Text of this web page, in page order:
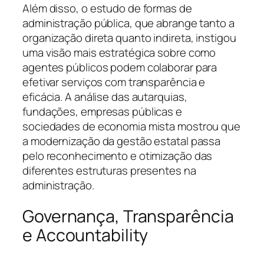
Além disso, o estudo de formas de
administração pública, que abrange tanto a
organização direta quanto indireta, instigou
uma visão mais estratégica sobre como
agentes públicos podem colaborar para
efetivar serviços com transparência e
eficácia. A análise das autarquias,
fundações, empresas públicas e
sociedades de economia mista mostrou que
a modernização da gestão estatal passa
pelo reconhecimento e otimização das
diferentes estruturas presentes na
administração.
Governança, Transparência
e Accountability